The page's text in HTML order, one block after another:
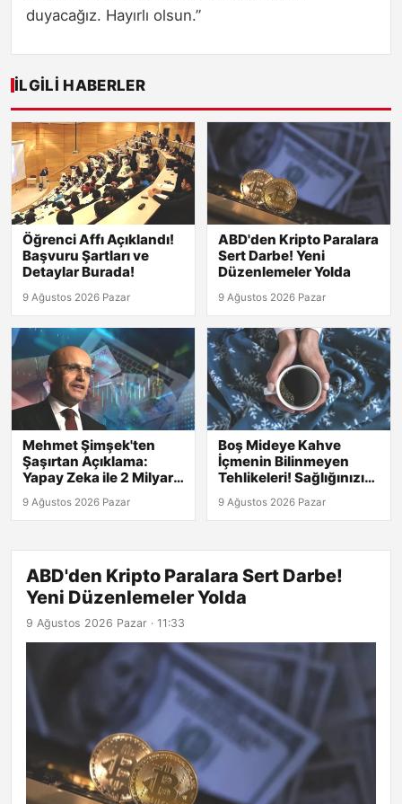
duyacağız. Hayırlı olsun.”
İLGILI HABERLER
Öğrenci Affı Açıklandı!
Başvuru Şartları ve
Detaylar Burada!
9 Ağustos 2026 Pazar
ABD'den Kripto Paralara
Sert Darbe! Yeni
Düzenlemeler Yolda
9 Ağustos 2026 Pazar
Mehmet Şimşek'ten
Şaşırtan Açıklama:
Yapay Zeka ile 2 Milyar
Liralık Kamu Harcama
Riski Tespit Edildi!
9 Ağustos 2026 Pazar
Boş Mideye Kahve
İçmenin Bilinmeyen
Tehlikeleri! Sağlığınızı
Etkileyebilecek 5 Sonuç
9 Ağustos 2026 Pazar
ABD'den Kripto Paralara Sert Darbe!
Yeni Düzenlemeler Yolda
9 Ağustos 2026 Pazar · 11:33